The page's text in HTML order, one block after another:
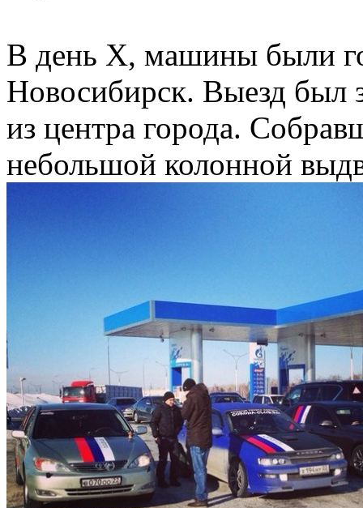
В день Х, машины были
Новосибирск. Выезд был
из центра города.
небольшой колонной